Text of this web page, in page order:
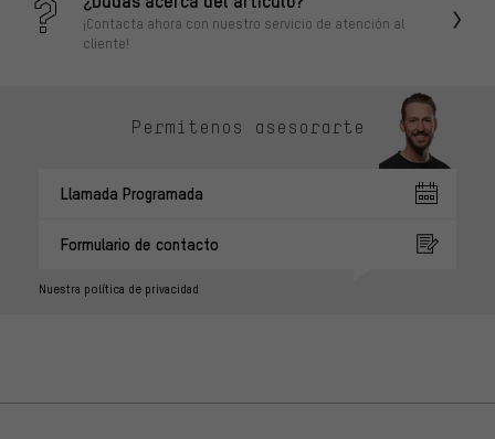
¡Contacta ahora con nuestro servicio de atención al
cliente!
Permítenos asesorarte
Llamada Programada
Formulario de contacto
Nuestra política de privacidad